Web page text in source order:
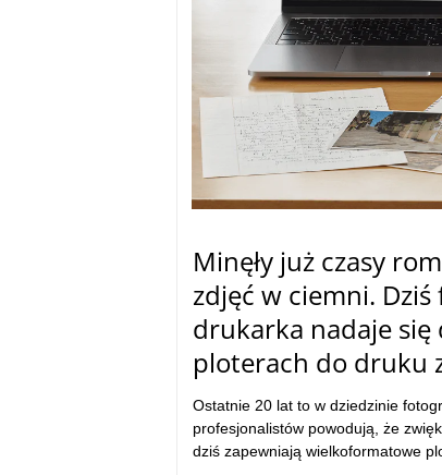
Minęły już czasy
zdjęć w ciemni.
drukarka nadaje się
ploterach do druku
Ostatnie 20 lat to w dziedzinie
profesjonalistów powodują, że
dziś zapewniają wielkoformatowe